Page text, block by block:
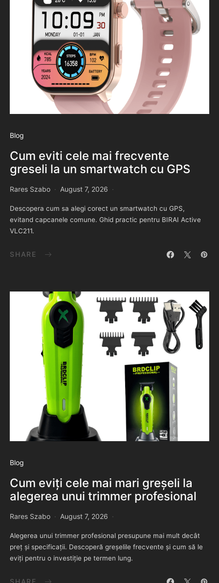
Blog
Cum eviti cele mai frecvente
greseli la un smartwatch cu GPS
Rares Szabo August 7, 2026
Descopera cum sa alegi corect un smartwatch cu GPS,
evitand capcanele comune. Ghid practic pentru BIRAI Active
VLC211.
SHARE
Blog
Cum eviți cele mai mari greșeli la
alegerea unui trimmer profesional
Rares Szabo August 7, 2026
Alegerea unui trimmer profesional presupune mai mult decât
preț și specificații. Descoperă greșelile frecvente și cum să le
eviți pentru o investiție pe termen lung.
SHARE